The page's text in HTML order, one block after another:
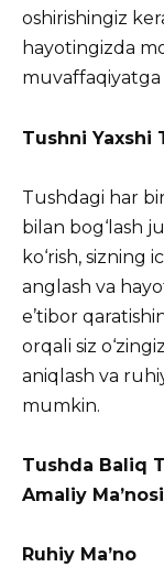
oshirishingiz
hayotingizda
Tushni Yaxshi
Tushdagi har
bilan bog‘lash
ko‘rish,
anglash va
e’tibor
orqali siz
aniqlash va
mumkin.
Tushda Baliq
Amaliy Ma’nosi
Ruhiy Ma’no